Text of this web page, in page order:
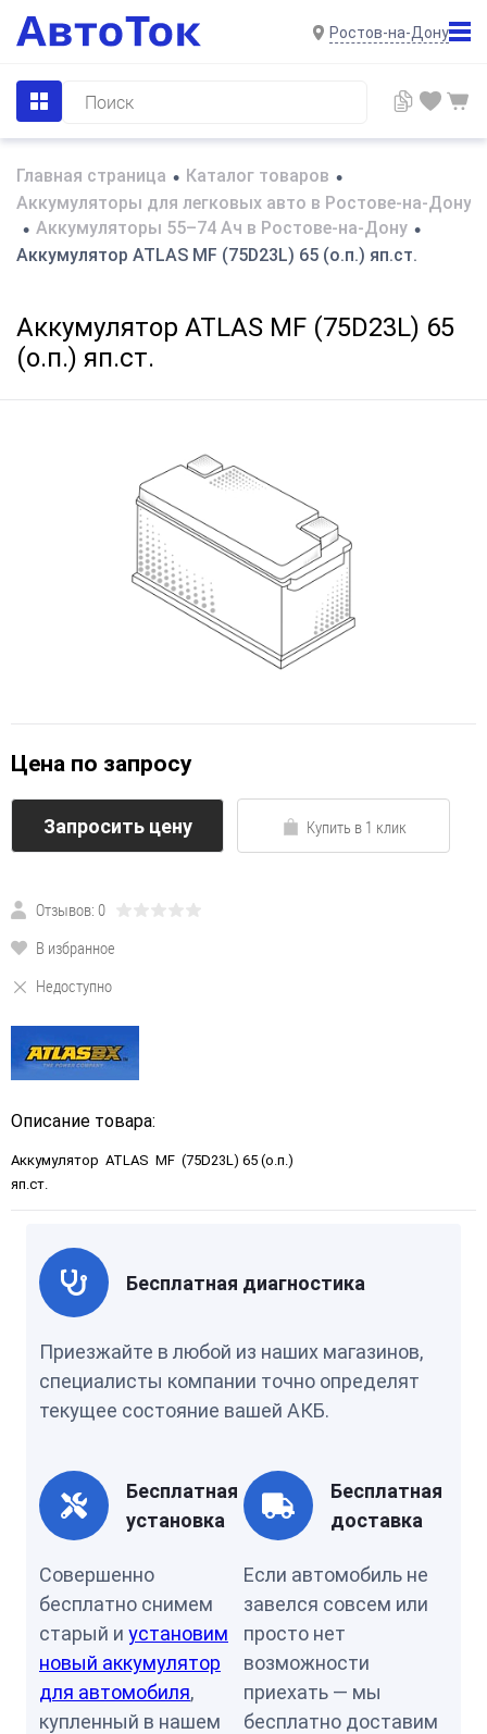
Ростов-на-Дону
Главная страница • Каталог товаров •
Аккумуляторы для легковых авто в Ростове-на-Дону
• Аккумуляторы 55–74 Ач в Ростове-на-Дону •
Аккумулятор ATLAS MF (75D23L) 65 (о.п.) яп.ст.
Аккумулятор ATLAS MF (75D23L) 65
(о.п.) яп.ст.
Цена по запросу
Запросить цену Купить в 1 клик
Отзывов: 0
В избранное
Недоступно
Описание товара:
Аккумулятор ATLAS MF (75D23L) 65 (о.п.)
яп.ст.
Бесплатная диагностика
Приезжайте в любой из наших магазинов,
специалисты компании точно определят
текущее состояние вашей АКБ.
Бесплатная
установка
Совершенно
бесплатно снимем
старый и установим
новый аккумулятор
для автомобиля,
купленный в нашем
Бесплатная
доставка
Если автомобиль не
завелся совсем или
просто нет
возможности
приехать — мы
бесплатно доставим